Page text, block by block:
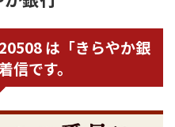
は「きらやか銀
信です。